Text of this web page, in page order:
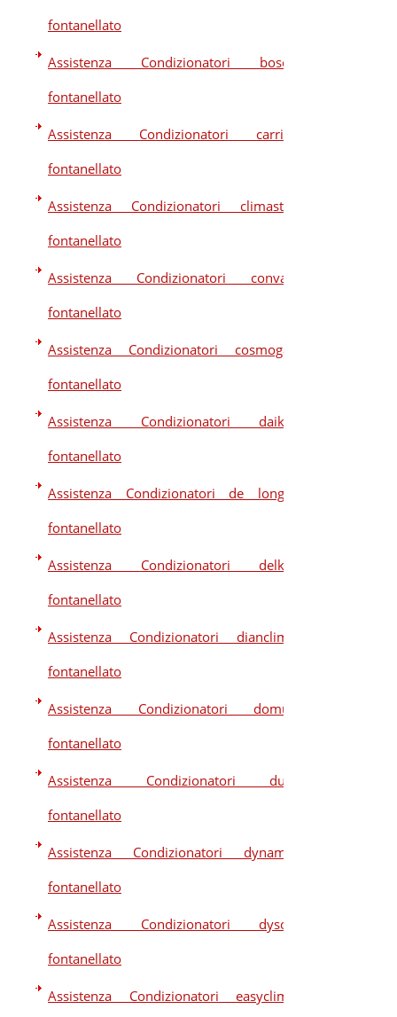
fontanellato
Assistenza Condizionatori bosch
fontanellato
Assistenza Condizionatori carrier
fontanellato
Assistenza Condizionatori climastar
fontanellato
Assistenza Condizionatori convair
fontanellato
Assistenza Condizionatori cosmogas
fontanellato
Assistenza Condizionatori daikin
fontanellato
Assistenza Condizionatori de longhi
fontanellato
Assistenza Condizionatori delkin
fontanellato
Assistenza Condizionatori dianclima
fontanellato
Assistenza Condizionatori domus
fontanellato
Assistenza Condizionatori dual
fontanellato
Assistenza Condizionatori dynamic
fontanellato
Assistenza Condizionatori dyson
fontanellato
Assistenza Condizionatori easyclima